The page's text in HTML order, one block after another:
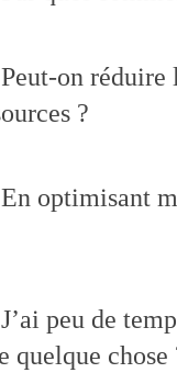
Peut-on réduire
?
En optimisant
J’ai peu de
quelque chose